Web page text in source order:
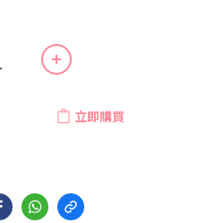
立即購買